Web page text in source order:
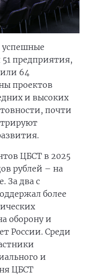
успешные
предприятия,
64
проектов
и высоких
почти
ЦБСТ в 2025
рублей – на
За два с
более
оборону и
России. Среди
и
ЦБСТ